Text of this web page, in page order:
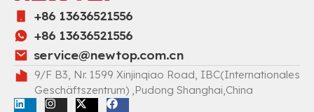
+86 13636521556
+86 13636521556
service@newtop.com.cn
9/F B3, Nr. 1599 Xinjinqiao Road, IBC(Internationales
Geschäftszentrum) ,Pudong Shanghai,China